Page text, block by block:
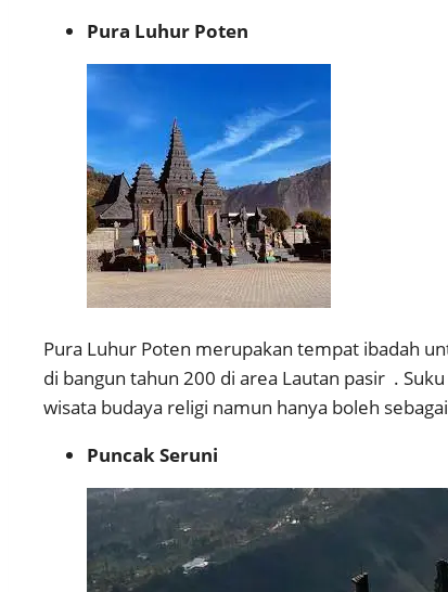
Pura Luhur Poten
Pura Luhur Poten merupakan tempat ibadah
di bangun tahun 200 di area Lautan pasir .
wisata budaya religi namun hanya boleh
Puncak Seruni